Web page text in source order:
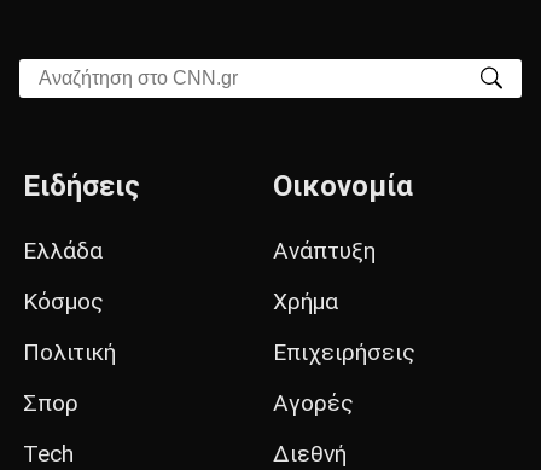
Αναζήτηση στο CNN.gr
Ειδήσεις
Ελλάδα
Κόσμος
Πολιτική
Σπορ
Tech
Οικονομία
Ανάπτυξη
Χρήμα
Επιχειρήσεις
Αγορές
Διεθνή